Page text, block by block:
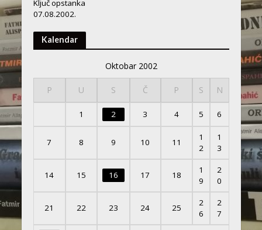
Ključ opstanka
07.08.2002.
Kalendar
Oktobar 2002
P U S Č P S N
1 2 3 4 5 6
7 8 9 10 11
1
2
1
3
14 15 16 17 18
1
9
2
0
21 22 23 24 25
2
6
2
7